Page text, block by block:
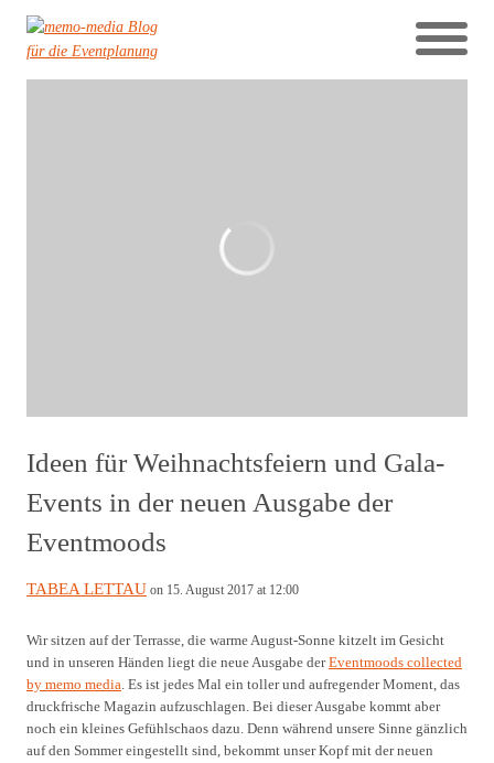
Ideen für Weihnachtsfeiern und Gala-
Events in der neuen Ausgabe der
Eventmoods
TABEA LETTAU on 15. August 2017 at 12:00
Wir sitzen auf der Terrasse, die warme August-Sonne kitzelt im Gesicht
und in unseren Händen liegt die neue Ausgabe derEventmoods collected
by memo media. Es ist jedes Mal ein toller und aufregender Moment, das
druckfrische Magazin aufzuschlagen. Bei dieser Ausgabe kommt aber
noch ein kleines Gefühlschaos dazu. Denn während unsere Sinne gänzlich
auf den Sommer eingestellt sind, bekommt unser Kopf mit der neuen